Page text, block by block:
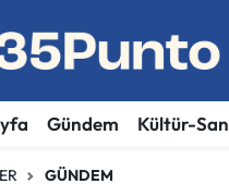
Gündem Kültür-
GÜNDEM